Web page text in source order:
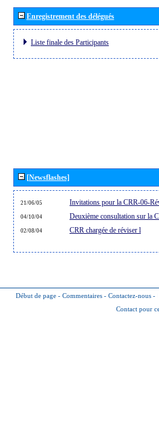
Enregistrement des délégués
Liste finale des Participants
[Newsflashes]
21/06/05 Invitations pour la CRR-06-
04/10/04 Deuxième consultation sur la
02/08/04 CRR chargée de réviser l
Début de page - Commentaires - Contactez-nous -
Contact pour